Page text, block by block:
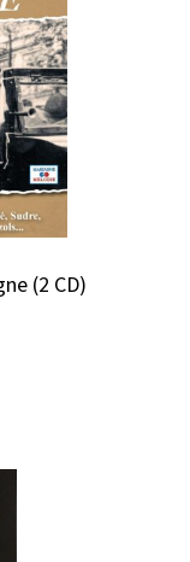
(2 CD)